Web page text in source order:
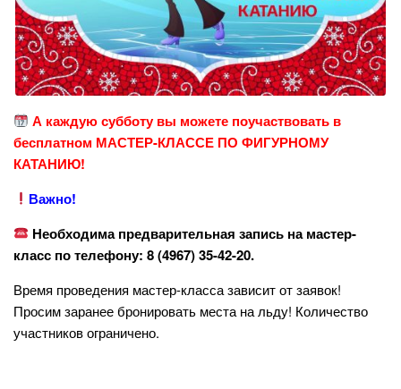
А каждую субботу вы можете поучаствовать в
бесплатном МАСТЕР-КЛАССЕ ПО ФИГУРНОМУ
КАТАНИЮ!
Важно!
Необходима предварительная запись на мастер-
класс по телефону: 8 (4967) 35-42-20.
Время проведения мастер-класса зависит от заявок!
Просим заранее бронировать места на льду! Количество
участников ограничено.